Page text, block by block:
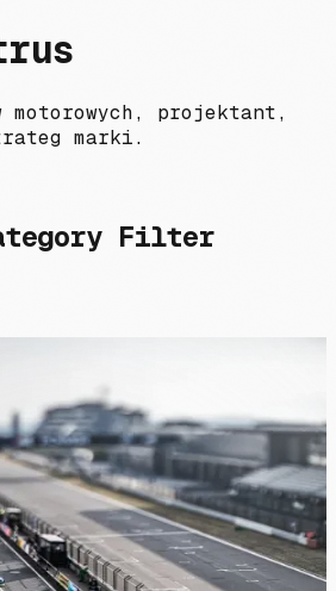
motorowych, projektant,
marki.
Filter